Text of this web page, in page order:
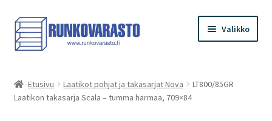
Siirry
navigointiin
Siirry
sisältöön
Valikko
Kauppa
Etusivu Laatikot pohjat ja takasarjat Nova
LT800/85GR
Laatikon takasarja Scala – tumma harmaa, 709×84